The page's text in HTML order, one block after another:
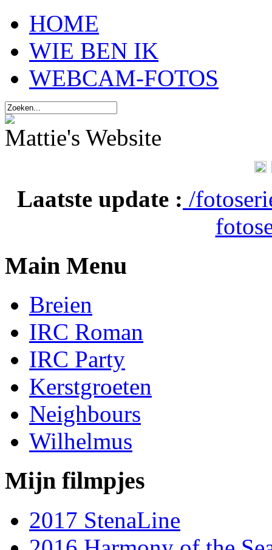
HOME
WIE BEN IK
WEBCAM-FOTOS
Mattie's Website
Laatste update : /
Main Menu
Breien
IRC Roman
IRC Party
Kerstgroeten
Neighbours
Wilhelmus
Mijn filmpjes
2017 StenaLine